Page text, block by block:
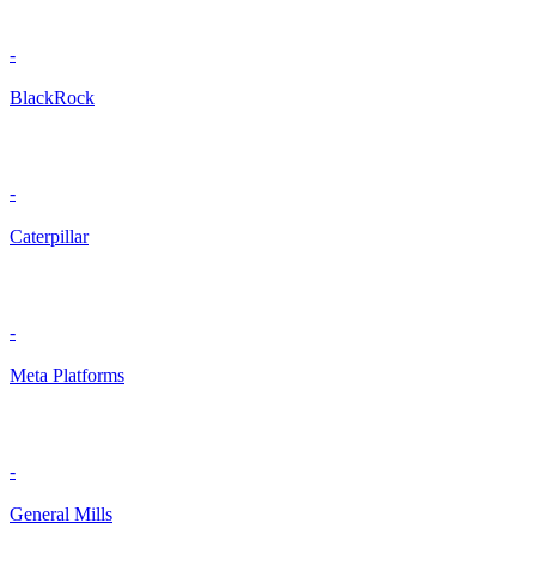
-
BlackRock
-
Caterpillar
-
Meta Platforms
-
General Mills